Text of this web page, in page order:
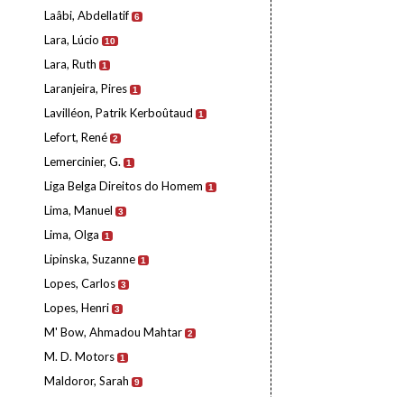
Laâbi, Abdellatif 6
Lara, Lúcio 10
Lara, Ruth 1
Laranjeira, Pires 1
Lavilléon, Patrik Kerboûtaud 1
Lefort, René 2
Lemercinier, G. 1
Liga Belga Direitos do Homem 1
Lima, Manuel 3
Lima, Olga 1
Lipinska, Suzanne 1
Lopes, Carlos 3
Lopes, Henri 3
M' Bow, Ahmadou Mahtar 2
M. D. Motors 1
Maldoror, Sarah 9